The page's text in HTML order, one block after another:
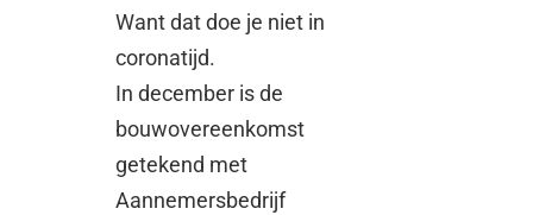
Want dat doe je niet in
coronatijd.
In december is de
bouwovereenkomst
getekend met
Aannemersbedrijf